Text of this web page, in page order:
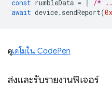
const rumbleData = [ /*
await device. sendReport(
ดูเดโมใน CodePen
ส่งและรับรายงานฟีเจอร์